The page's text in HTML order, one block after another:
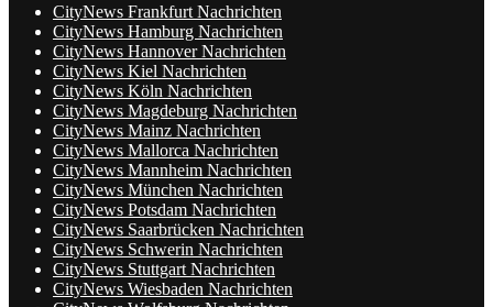
CityNews Frankfurt Nachrichten
CityNews Hamburg Nachrichten
CityNews Hannover Nachrichten
CityNews Kiel Nachrichten
CityNews Köln Nachrichten
CityNews Magdeburg Nachrichten
CityNews Mainz Nachrichten
CityNews Mallorca Nachrichten
CityNews Mannheim Nachrichten
CityNews München Nachrichten
CityNews Potsdam Nachrichten
CityNews Saarbrücken Nachrichten
CityNews Schwerin Nachrichten
CityNews Stuttgart Nachrichten
CityNews Wiesbaden Nachrichten